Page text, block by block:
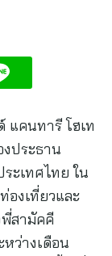
แคนทารี โฮเท
ประธาน
ะเทศไทย ใน
องเที่ยวและ
สามัคคี
หว่างเดือน